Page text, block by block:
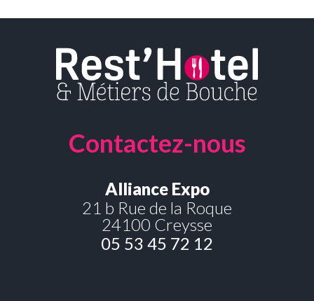
Contactez-nous
Alliance Expo
21 b Rue de la Roque
24100 Creysse
05 53 45 72 12